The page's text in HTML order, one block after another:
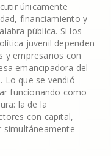
únicamente
financiamiento y
pública. Si los
juvenil dependen
y empresarios con
emancipadora del
Lo que se vendió
funcionando como
la de la
con capital,
simultáneamente